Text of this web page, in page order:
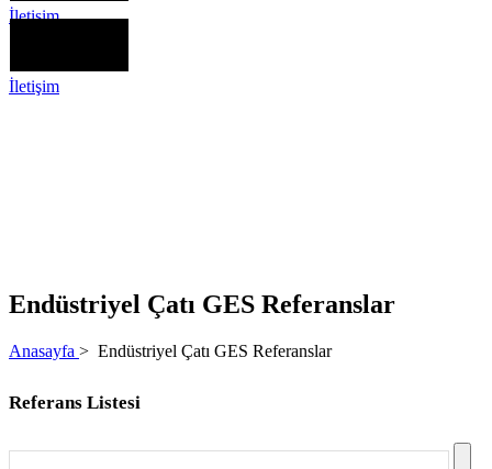
İletişim
İletişim
Endüstriyel Çatı GES Referanslar
Anasayfa > Endüstriyel Çatı GES Referanslar
Referans Listesi